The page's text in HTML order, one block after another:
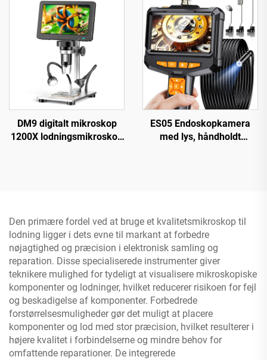
med 8 LED'er
planter
DM9 digitalt mikroskop
1200X lodningsmikroskop
ES05 Endoskopkamera
med lys, håndholdt
Den primære fordel ved at bruge et kvalitetsmikroskop til
lodning ligger i dets evne til markant at forbedre
nøjagtighed og præcision i elektronisk samling og
reparation. Disse specialiserede instrumenter giver
teknikere mulighed for tydeligt at visualisere mikroskopiske
komponenter og lodninger, hvilket reducerer risikoen for fejl
og beskadigelse af komponenter. Forbedrede
forstørrelsesmuligheder gør det muligt at placere
komponenter og lod med stor præcision, hvilket resulterer i
højere kvalitet i forbindelserne og mindre behov for
omfattende reparationer. De integrerede